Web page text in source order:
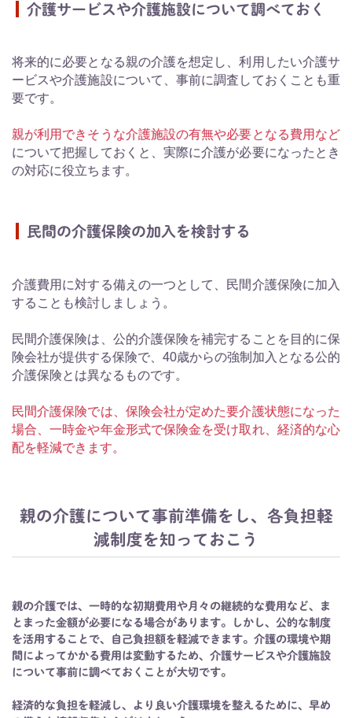
介護サービスや介護施設について調べておく
将来的に必要となる親の介護を想定し、利用したい介護サ
ービスや介護施設について、事前に調査しておくことも重
要です。
親が利用できそうな介護施設の有無や必要となる費用など
について把握しておくと、実際に介護が必要になったとき
の対応に役立ちます。
民間の介護保険の加入を検討する
介護費用に対する備えの一つとして、民間介護保険に加入
することも検討しましょう。
民間介護保険は、公的介護保険を補完することを目的に保
険会社が提供する保険で、40歳からの強制加入となる公的
介護保険とは異なるものです。
民間介護保険では、保険会社が定めた要介護状態になった
場合、一時金や年金形式で保険金を受け取れ、経済的な心
配を軽減できます。
親の介護について事前準備をし、各負担軽
減制度を知っておこう
親の介護では、一時的な初期費用や月々の継続的な費用など、ま
とまった金額が必要になる場合があります。しかし、公的な制度
を活用することで、自己負担額を軽減できます。介護の環境や期
間によってかかる費用は変動するため、介護サービスや介護施設
について事前に調べておくことが大切です。
経済的な負担を軽減し、より良い介護環境を整えるために、早め